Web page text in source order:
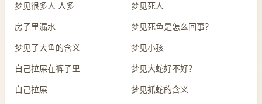
梦见很多人 人多 梦见死人
房子里漏水 梦见死鱼是怎么回事？
梦见了大鱼的含义 梦见小孩
自己拉屎在裤子里 梦见大蛇好不好？
自己拉屎 梦见抓蛇的含义